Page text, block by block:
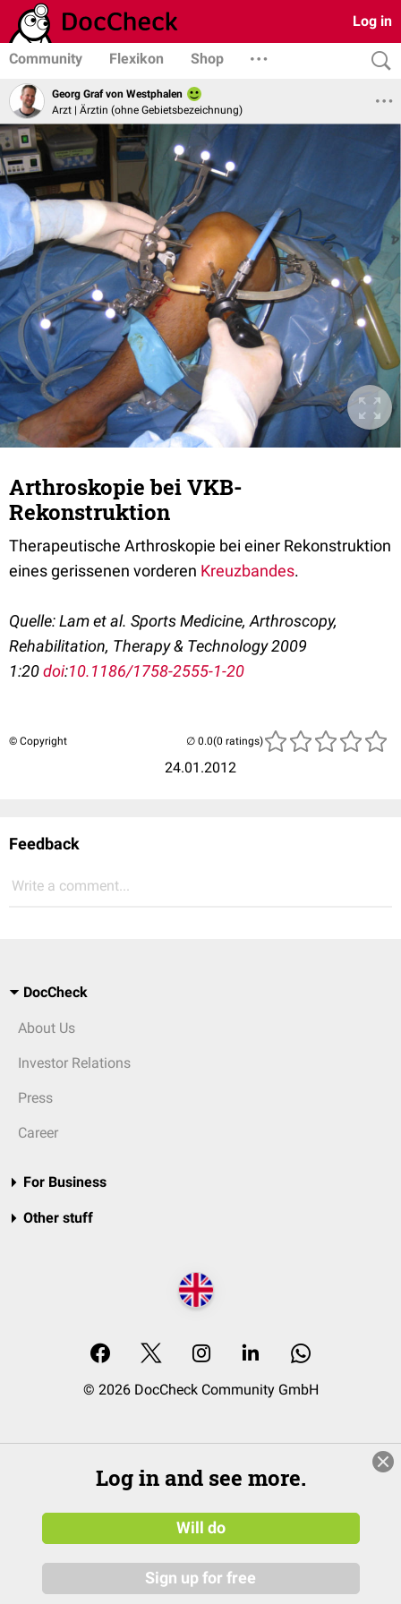
Log in
Community Flexikon Shop
Georg Graf von Westphalen
Arzt | Ärztin (ohne Gebietsbezeichnung)
Arthroskopie bei VKB-
Rekonstruktion
Therapeutische Arthroskopie bei einer Rekonstruktion
eines gerissenen vorderen Kreuzbandes.
Quelle:Lam et al. Sports Medicine, Arthroscopy,
Rehabilitation, Therapy & Technology 2009
1:20doi:10.1186/1758-2555-1-20
© Copyright
24.01.2012
(0 ratings)
Feedback
Write a comment...
DocCheck
About Us
Investor Relations
Press
Career
For Business
Other stuff
© 2026 DocCheck Community GmbH
Log in and see more.
Will do
Sign up for free